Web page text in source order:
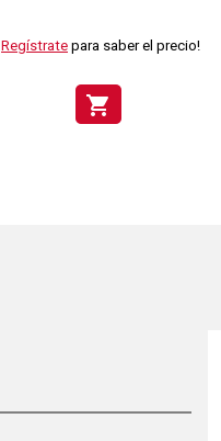
Regístrate para saber el precio!
shopping_cart